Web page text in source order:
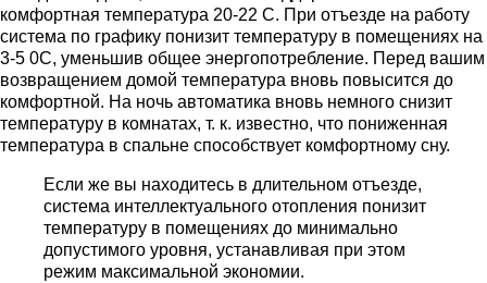
комфортная температура 20-22 C. При отъезде на работу
система по графику понизит температуру в помещениях на
3-5 0С, уменьшив общее энергопотребление. Перед вашим
возвращением домой температура вновь повысится до
комфортной. На ночь автоматика вновь немного снизит
температуру в комнатах, т. к. известно, что пониженная
температура в спальне способствует комфортному сну.
Если же вы находитесь в длительном отъезде,
система интеллектуального отопления понизит
температуру в помещениях до минимально
допустимого уровня, устанавливая при этом
режим максимальной экономии.